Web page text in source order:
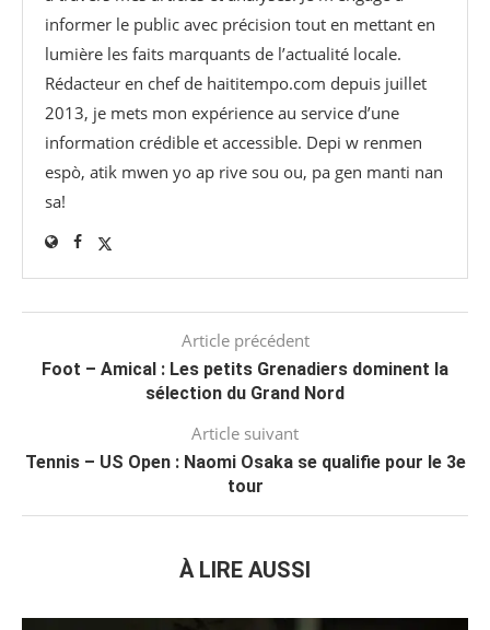
informer le public avec précision tout en mettant en
lumière les faits marquants de l’actualité locale.
Rédacteur en chef de haititempo.com⁠ depuis juillet
2013, je mets mon expérience au service d’une
information crédible et accessible. Depi w renmen
espò, atik mwen yo ap rive sou ou, pa gen manti nan
sa!
Article précédent
Foot – Amical : Les petits Grenadiers dominent la
sélection du Grand Nord
Article suivant
Tennis – US Open : Naomi Osaka se qualifie pour le 3e
tour
À LIRE AUSSI